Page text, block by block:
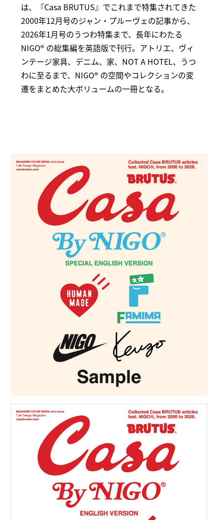
は、『Casa BRUTUS』でこれまで特集されてきた
2000年12月号のジャン・プルーヴェの記事から、
2026年1月号のうつわ特集まで、長年にわたる
NIGO® の総集編を英語版で刊行。アトリエ、ヴィ
ンテージ家具、デニム、家、NOT A HOTEL、うつ
わに至るまで、NIGO® の空間やコレクションの変
遷をまとめた大ボリュームの一冊となる。